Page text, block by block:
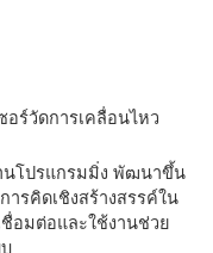
นโปรแกรมมิ่ง พัฒนาขึ้น
รคิดเชิงสร้างสรรค์ใน
ชื่อมต่อและใช้งานช่วย